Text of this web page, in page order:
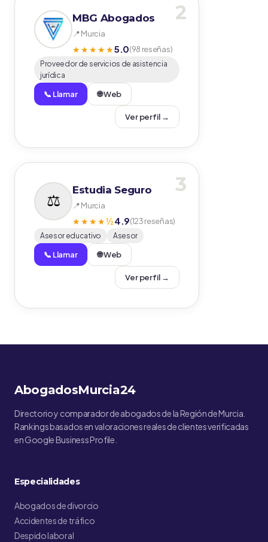
2
MBG Abogados
📍 Murcia
★★★★★5.0(98 reseñas)
Proveedor de servicios de asistencia
jurídica
📞 Llamar 🌐 Web
Ver perfil →
3
Estudia Seguro
📍 Murcia
★★★★½4.9(123 reseñas)
Asesor educativo Asesor
📞 Llamar 🌐 Web
Ver perfil →
AbogadosMurcia24
Directorio y comparador de abogados de la Región de Murcia.
Rankings basados en valoraciones reales de clientes verificadas
en Google Business Profile.
Especialidades
Abogados de divorcio
Accidentes de tráfico
Despido laboral